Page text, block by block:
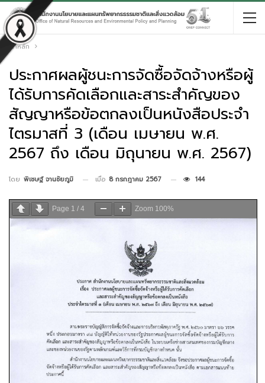
หน้าหลัก
ประกาศผลผู้ชนะการจัดซื้อจัดจ้างหรือผู้
ได้รับการคัดเลือกและสาระสำคัญของ
สัญญาหรือข้อตกลงเป็นหนังสือประจำ
ไตรมาสที่ 3 (เดือน เมษายน พ.ศ.
2567 ถึง เดือน มิถุนายน พ.ศ. 2567)
โดย พิเชษฐ์ จานชัยภูมิ เมื่อ 8 กรกฎาคม 2567 144
Page 1 / 4 Zoom 100%